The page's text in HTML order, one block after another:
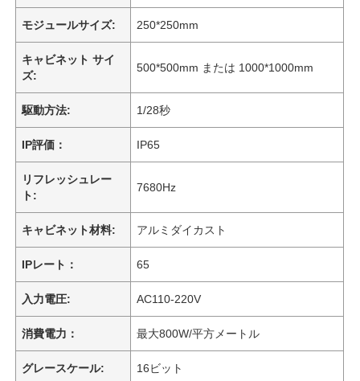
モジュールサイズ: 250*250mm
キャビネット サイ
ズ:
500*500mm または 1000*1000mm
駆動方法: 1/28秒
IP評価： IP65
リフレッシュレー
ト:
7680Hz
キャビネット材料: アルミダイカスト
IPレート： 65
入力電圧: AC110-220V
消費電力： 最大800W/平方メートル
グレースケール: 16ビット